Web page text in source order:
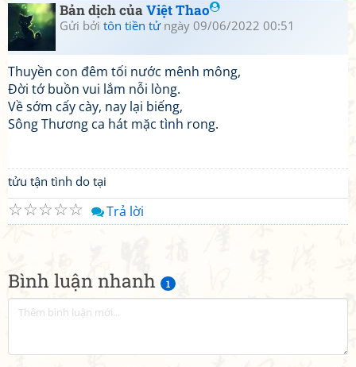
Bình luận nhanh 1
Bản dịch củaViệt Thao
Gửi bởi tôn tiền tửngày 09/06/2022 00:51
Thuyền con đêm tối nước mênh mông,
Đời tớ buồn vui lắm nỗi lòng.
Về sớm cấy cày, nay lại biếng,
Sông Thương ca hát mặc tình rong.
tửu tận tình do tại
☆
☆
☆
☆
☆ Trả lời